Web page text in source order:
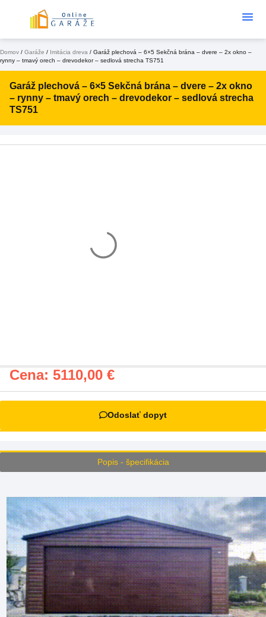
Domov / Garáže / Imitácia dreva / Garáž plechová – 6×5 Sekčná brána – dvere – 2x okno –
rynny – tmavý orech – drevodekor – sedlová strecha TS751
Garáž plechová – 6×5 Sekčná brána – dvere – 2x okno
– rynny – tmavý orech – drevodekor – sedlová strecha
TS751
Cena: 5110,00 €
Odoslať dopyt
Popis - špecifikácia